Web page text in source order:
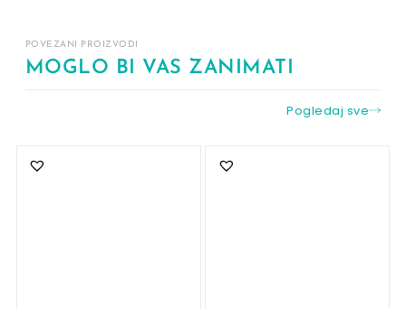
POVEZANI PROIZVODI
MOGLO BI VAS ZANIMATI
Pogledaj sve